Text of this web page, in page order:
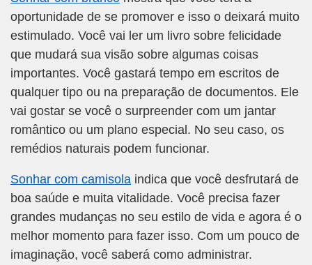
oportunidade de se promover e isso o deixará muito
estimulado. Você vai ler um livro sobre felicidade
que mudará sua visão sobre algumas coisas
importantes. Você gastará tempo em escritos de
qualquer tipo ou na preparação de documentos. Ele
vai gostar se você o surpreender com um jantar
romântico ou um plano especial. No seu caso, os
remédios naturais podem funcionar.
Sonhar com camisola indica que você desfrutará de
boa saúde e muita vitalidade. Você precisa fazer
grandes mudanças no seu estilo de vida e agora é o
melhor momento para fazer isso. Com um pouco de
imaginação, você saberá como administrar.